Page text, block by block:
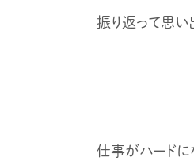
振り返って思い
仕事がハードに